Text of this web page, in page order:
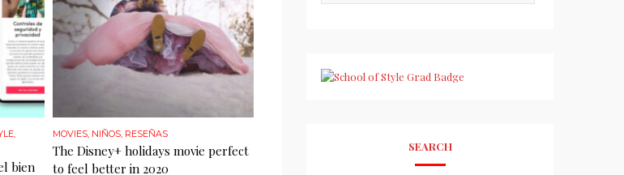
,
bien
MOVIES, NIÑOS, RESEÑAS
The Disney+ holidays movie perfect
to feel better in 2020
SEARCH